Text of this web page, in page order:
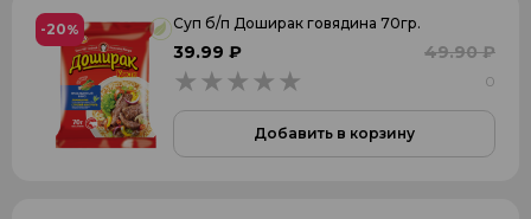
-20% Суп б/п Доширак говядина 70гр.
39.99 ₽ 49.90 ₽
0
Добавить в корзину